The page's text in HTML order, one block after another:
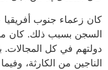
كان زعماء جنوب أفريقيا
السجن بسبب ذلك. كان
دولتهم في كل المجالات.
الناجين من الكارثة،